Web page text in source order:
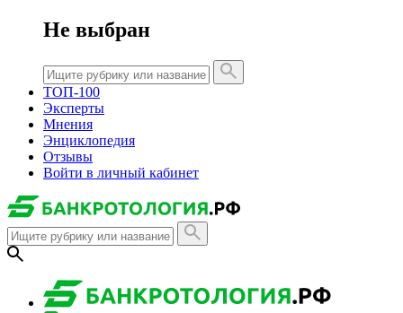
Не выбран
ТОП-100
Эксперты
Мнения
Энциклопедия
Отзывы
Войти в личный кабинет